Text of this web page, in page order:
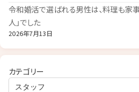
令和婚活で選ばれる男性は、料理も家
人」でした
2026年7月13日
カテゴリー